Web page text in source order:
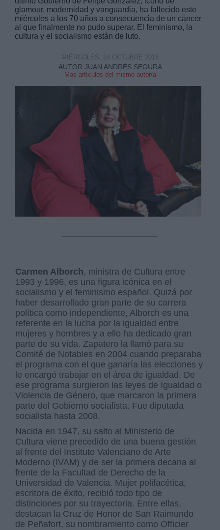
glamour, modernidad y vanguardia, ha fallecido este
miércoles a los 70 años a consecuencia de un cáncer
al que finalmente no pudo superar. El feminismo, la
cultura y el socialismo están de luto.
AUTOR JUAN ANDRÉS SEGURA
Mas artículos del mismo autor/a
MIÉRCOLES, 24 OCTUBRE 2018
Carmen Alborch, ministra de Cultura entre
1993 y 1996, es una figura icónica en el
socialismo y el feminismo español. Quizá por
haber desarrollado gran parte de su carrera
política como independiente, Alborch es una
referente en la lucha por la igualdad entre
mujeres y hombres y a ello ha dedicado gran
parte de su vida. Zapatero la llamó para su
Comité de Notables en 2004 cuando preparaba
el programa con el que ganaría las elecciones y
le encargó trabajar en el área de igualdad. De
ese programa surgieron las leyes de Igualdad o
Violencia de Género, que marcaron la primera
parte del Gobierno socialista. Fue diputada
socialista hasta 2008.
Nacida en 1947, su salto al Ministerio de
Cultura viene precedido de una buena gestión
al frente del Instituto Valenciano de Arte
Moderno (IVAM) y de ser la primera decana al
frente de la Facultad de Derecho de la
Universidad de Valencia. Mujer polifacética,
escritora de éxito, recibió todo tipo de
distinciones por su trayectoria. Entre ellas,
destacan la Cruz de Honor de San Raimundo
de Peñafort, su nombramiento como Officier